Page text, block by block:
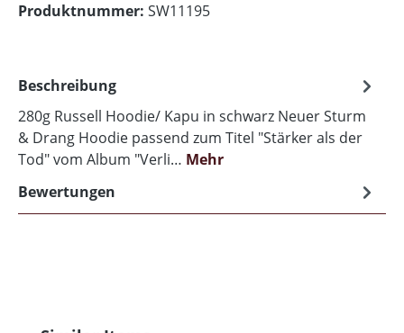
Produktnummer: SW11195
Beschreibung
280g Russell Hoodie/ Kapu in schwarz Neuer Sturm
& Drang Hoodie passend zum Titel "Stärker als der
Tod" vom Album "Verli… Mehr
Bewertungen